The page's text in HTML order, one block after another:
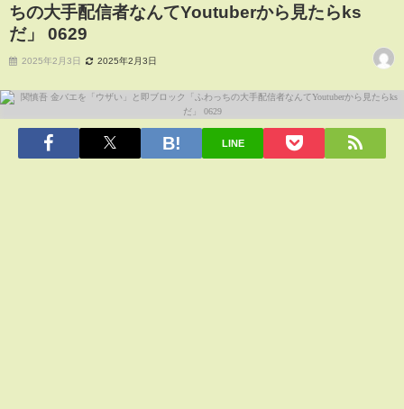
ちの大手配信者なんてYoutuberから見たらks
だ」 0629
2025年2月3日 2025年2月3日
LINE